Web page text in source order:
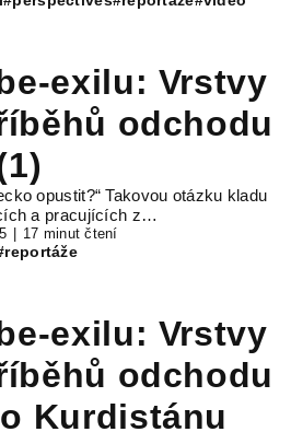
exilu: Vrstvy
odchodu
opustit?“ Takovou otázku kladu
a pracujících z…
17 minut čtení
exilu: Vrstvy
odchodu
Kurdistánu